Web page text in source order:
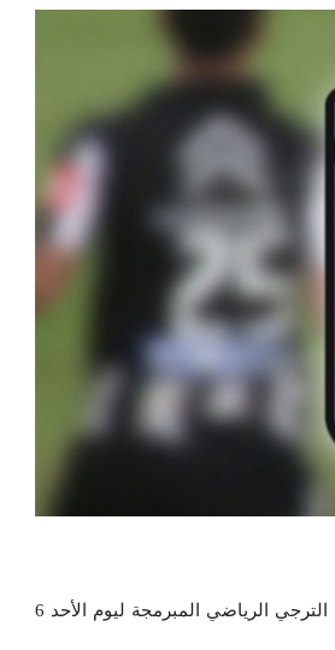
وضعت الهيئة التسييرية للنادي الصفاقسي على ذمة الجماهير تذاكر خاصة بمباراة الترجي الرياضي المبرمجة ليوم الأحد 6